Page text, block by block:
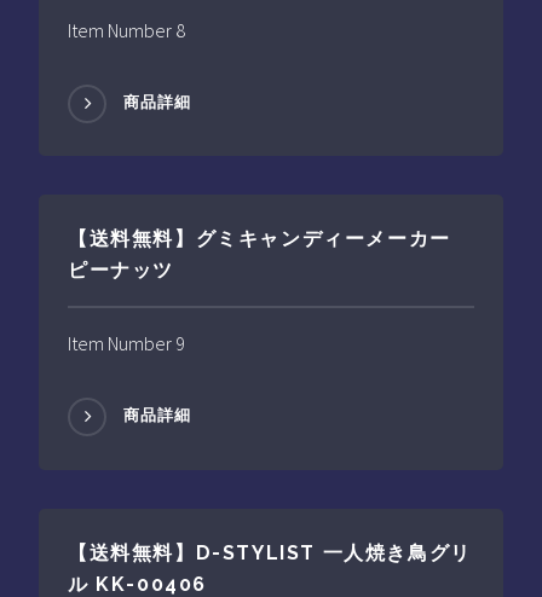
Item Number 8
商品詳細
【送料無料】グミキャンディーメーカー
ピーナッツ
Item Number 9
商品詳細
【送料無料】D-STYLIST 一人焼き鳥グリ
ル KK-00406